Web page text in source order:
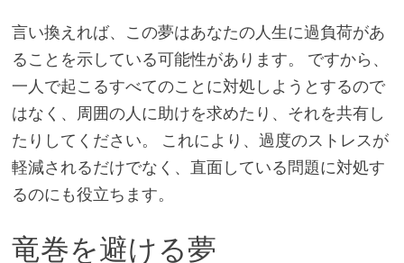
言い換えれば、この夢はあなたの人生に過負荷があ
ることを示している可能性があります。 ですから、
一人で起こるすべてのことに対処しようとするので
はなく、周囲の人に助けを求めたり、それを共有し
たりしてください。 これにより、過度のストレスが
軽減されるだけでなく、直面している問題に対処す
るのにも役立ちます。
竜巻を避ける夢